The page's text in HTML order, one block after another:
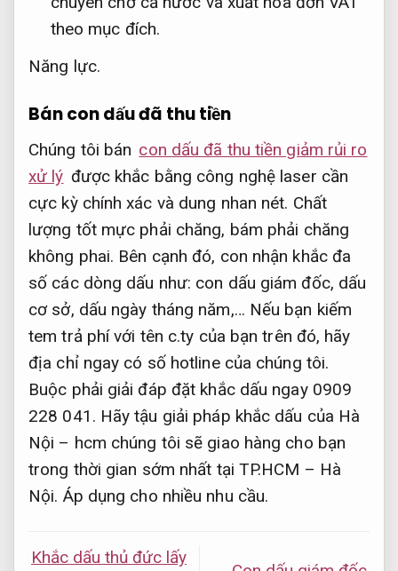
theo mục đích.
Năng lực.
Bán con dấu đã thu tiền
Chúng tôi bán con dấu đã thu tiền giảm rủi ro
xử lý được khắc bằng công nghệ laser cần
cực kỳ chính xác và dung nhan nét. Chất
lượng tốt mực phải chăng, bám phải chăng
không phai. Bên cạnh đó, con nhận khắc đa
số các dòng dấu như: con dấu giám đốc, dấu
cơ sở, dấu ngày tháng năm,… Nếu bạn kiếm
tem trả phí với tên c.ty của bạn trên đó, hãy
địa chỉ ngay có số hotline của chúng tôi.
Buộc phải giải đáp đặt khắc dấu ngay 0909
228 041. Hãy tậu giải pháp khắc dấu của Hà
Nội – hcm chúng tôi sẽ giao hàng cho bạn
trong thời gian sớm nhất tại TP.HCM – Hà
Nội. Áp dụng cho nhiều nhu cầu.
Khắc dấu thủ đức lấy